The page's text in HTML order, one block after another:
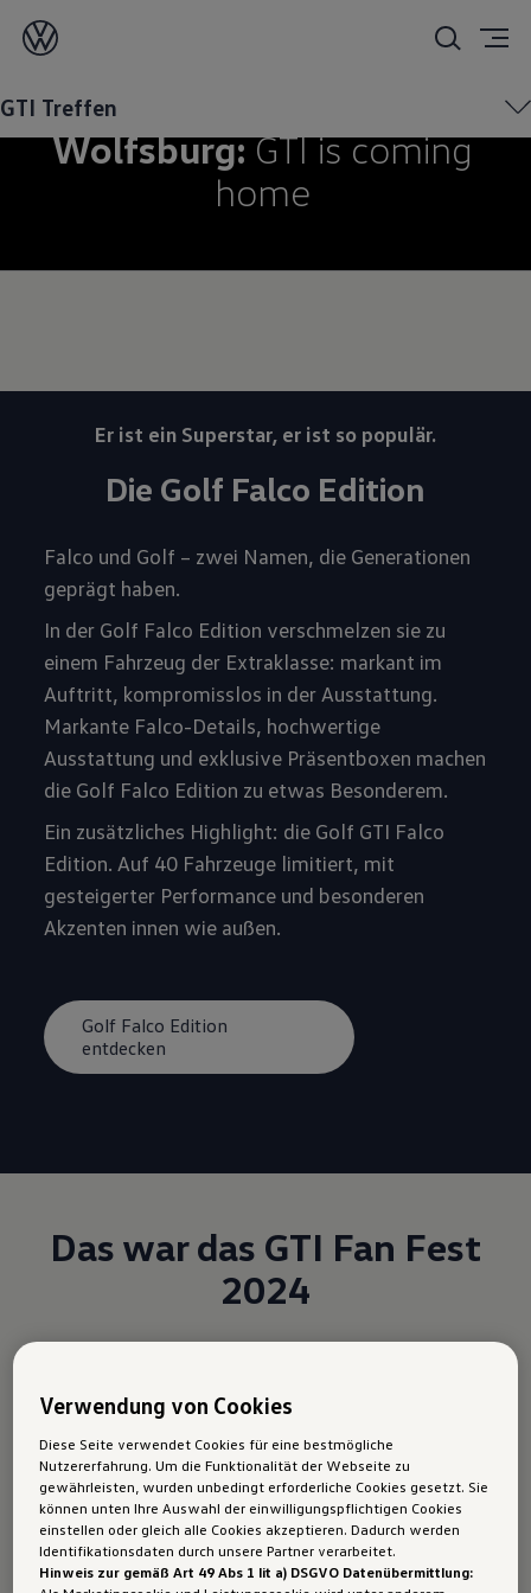
GTI TreffenGTI-Treffen 2024
Wolfsburg:GTI is coming
home
Er ist ein Superstar, er ist so populär.
Die Golf Falco Edition
Falco und Golf – zwei Namen, die Generationen
geprägt haben.
In der Golf Falco Edition verschmelzen sie zu
einem Fahrzeug der Extraklasse: markant im
Auftritt, kompromisslos in der Ausstattung.
Markante Falco-Details, hochwertige
Ausstattung und exklusive Präsentboxen machen
die Golf Falco Edition zu etwas Besonderem.
Ein zusätzliches Highlight: die Golf GTI Falco
Edition. Auf 40 Fahrzeuge limitiert, mit
gesteigerter Performance und besonderen
Akzenten innen wie außen.
Golf Falco Edition
entdecken
Das war das GTI Fan Fest
2024
Treffens mit etwa 100 Fahrzeugen in Reifnitz am
Treffen von Jahr zu Jahr stark an und zog
zahlreiche begeisterte GTI Fans an. Das GTI-
Treffen weitete sich auf Grund der hohen
Besucherzahl an den Faaker See und den
Verwendung von Cookies
Diese Seite verwendet Cookies für eine bestmögliche
Nutzererfahrung. Um die Funktionalität der Webseite zu
gewährleisten, wurden unbedingt erforderliche Cookies gesetzt. Sie
können unten Ihre Auswahl der einwilligungspflichtigen Cookies
einstellen oder gleich alle Cookies akzeptieren. Dadurch werden
Identifikationsdaten durch unsere Partner verarbeitet.
Hinweis zur gemäß Art 49 Abs 1 lit a) DSGVO Datenübermittlung: